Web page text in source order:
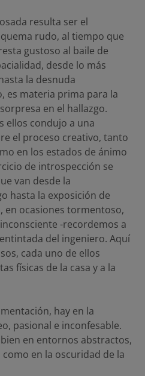
resulta ser el
rudo, al tiempo que
gustoso al baile de
desde lo más
la desnuda
es materia prima para la
en el hallazgo.
ellos condujo a una
el proceso creativo, tanto
en los estados de ánimo
de introspección se
van desde la
hasta la exposición de
en ocasiones tormentoso,
-recordemos a
del ingeniero. Aquí
cada uno de ellos
físicas de la casa y a la
hay en la
pasional e inconfesable.
en entornos abstractos,
en la oscuridad de la